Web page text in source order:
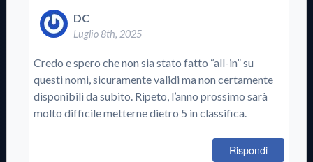
DC
Luglio 8th, 2025
Credo e spero che non sia stato fatto “all-in” su
questi nomi, sicuramente validi ma non certamente
disponibili da subito. Ripeto, l’anno prossimo sarà
molto difficile metterne dietro 5 in classifica.
Rispondi